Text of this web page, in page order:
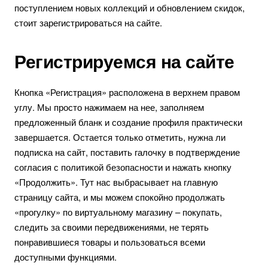
поступлением новых коллекций и обновлением скидок,
стоит зарегистрироваться на сайте.
Регистрируемся на сайте
Кнопка «Регистрация» расположена в верхнем правом
углу. Мы просто нажимаем на нее, заполняем
предложенный бланк и создание профиля практически
завершается. Остается только отметить, нужна ли
подписка на сайт, поставить галочку в подтверждение
согласия с политикой безопасности и нажать кнопку
«Продолжить». Тут нас выбрасывает на главную
страницу сайта, и мы можем спокойно продолжать
«прогулку» по виртуальному магазину – покупать,
следить за своими передвижениями, не терять
понравившиеся товары и пользоваться всеми
доступными функциями.